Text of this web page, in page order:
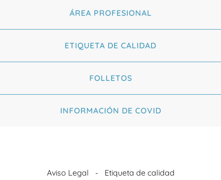
ÁREA PROFESIONAL
ETIQUETA DE CALIDAD
FOLLETOS
INFORMACIÓN DE COVID
Aviso Legal Etiqueta de calidad